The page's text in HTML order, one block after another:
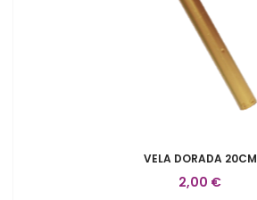
VELA DORADA 20CM
2,00 €